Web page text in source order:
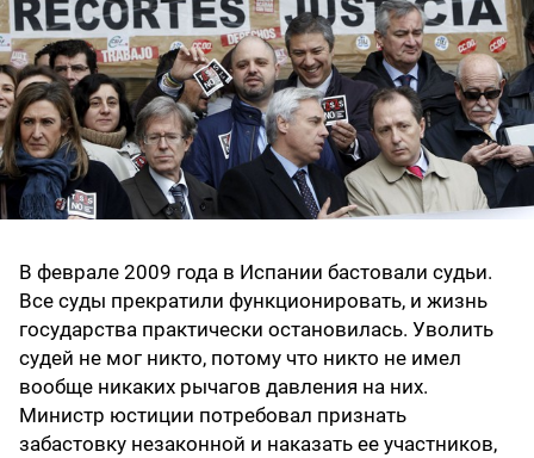
В феврале 2009 года в Испании бастовали судьи.
Все суды прекратили функционировать, и жизнь
государства практически остановилась. Уволить
судей не мог никто, потому что никто не имел
вообще никаких рычагов давления на них.
Министр юстиции потребовал признать
забастовку незаконной и наказать ее участников,